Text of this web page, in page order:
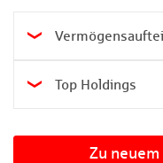

 Top Holdings
Zu